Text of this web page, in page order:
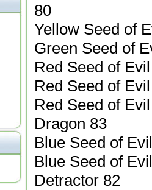
80
Yellow Seed of
Green Seed of
Red Seed of
Red Seed of
Red Seed of
Dragon 83
Blue Seed of
Blue Seed of
Detractor 82